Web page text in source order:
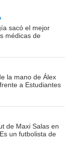
sacó el mejor
médicas de
la mano de Álex
a Estudiantes
de Maxi Salas en
un futbolista de